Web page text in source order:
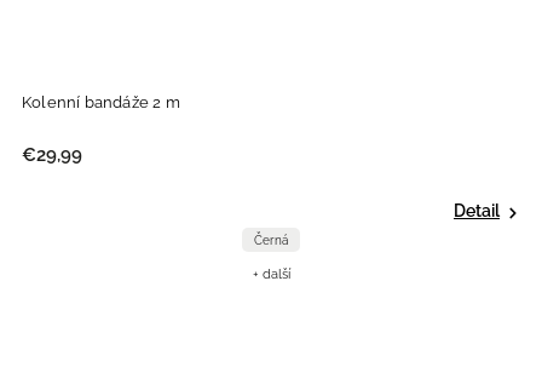
Kolenní bandáže 2 m
€29,99
Detail
Černá
+ další